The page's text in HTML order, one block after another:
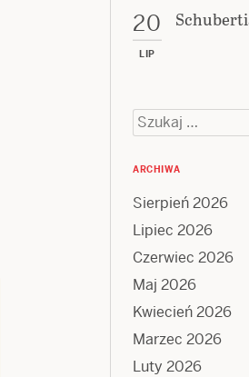
20
LIP
Szukaj:
ARCHIWA
Sierpień 2026
Lipiec 2026
Czerwiec 2026
Maj 2026
Kwiecień 2026
Marzec 2026
Luty 2026